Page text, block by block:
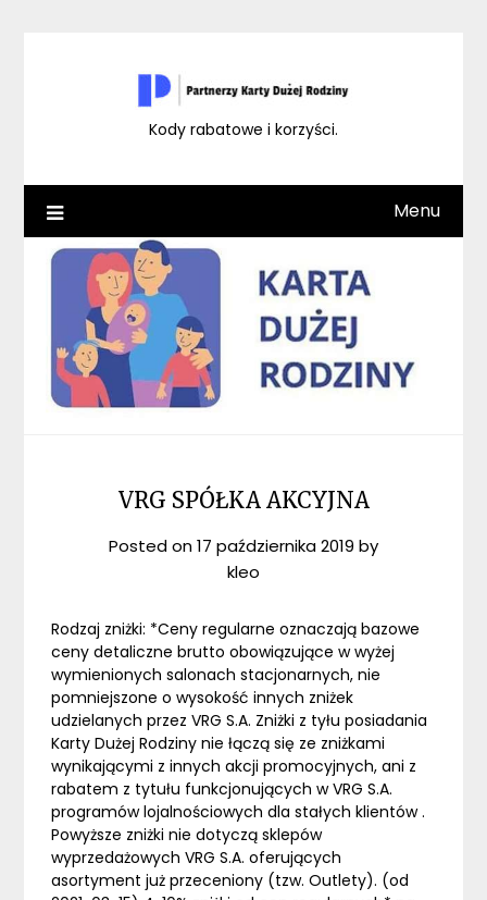
Kody rabatowe i korzyści.
Menu
VRG SPÓŁKA AKCYJNA
Posted on17 października 2019 by
kleo
Rodzaj zniżki: *Ceny regularne oznaczają bazowe
ceny detaliczne brutto obowiązujące w wyżej
wymienionych salonach stacjonarnych, nie
pomniejszone o wysokość innych zniżek
udzielanych przez VRG S.A. Zniżki z tyłu posiadania
Karty Dużej Rodziny nie łączą się ze zniżkami
wynikającymi z innych akcji promocyjnych, ani z
rabatem z tytułu funkcjonujących w VRG S.A.
programów lojalnościowych dla stałych klientów .
Powyższe zniżki nie dotyczą sklepów
wyprzedażowych VRG S.A. oferujących
asortyment już przeceniony (tzw. Outlety). (od